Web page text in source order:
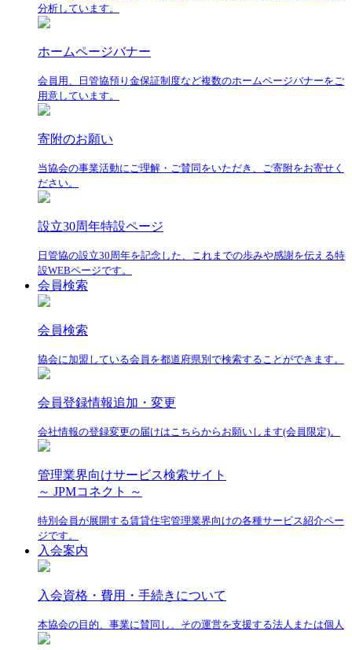
分析しています。
ホームページバナー
会員用、日管協預り金保証制度など複数のホームページバナーをご
用意しています。
寄附のお願い
当協会の事業活動にご理解・ご賛同をいただき、ご寄附をお寄せく
ださい。
設立30周年特設ページ
日管協の設立30周年を記念した、これまでの歩みや感謝を伝える特
設WEBページです。
会員検索
会員検索
協会に加盟している会員を都道府県別で検索することができます。
会員登録情報追加・変更
会社情報の登録変更の届けはこちらからお願いします(会員限定)。
管理業界向けサービス検索サイト
～ JPMコネクト ～
特別会員が展開する賃貸住宅管理業界向けの各種サービス紹介ペー
ジです。
入会案内
入会資格・費用・手続きについて
本協会の目的、事業に賛同し、その運営を支援する法人または個人